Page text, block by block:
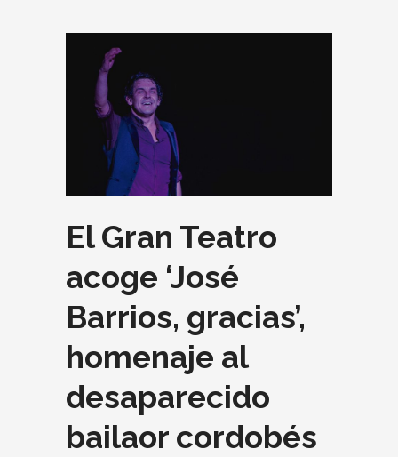
El Gran Teatro
acoge ‘José
Barrios, gracias’,
homenaje al
desaparecido
bailaor cordobés